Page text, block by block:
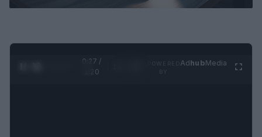
0:28 /
1:20
AdhubMedia